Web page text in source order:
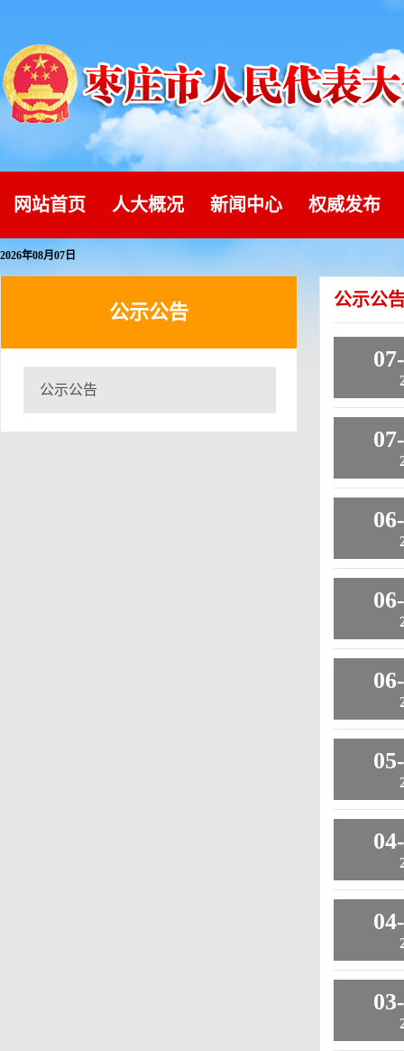
网站首页 人大概况 新闻中心 权威发布
2026年08月07日
公示公告
公示公告
公示公